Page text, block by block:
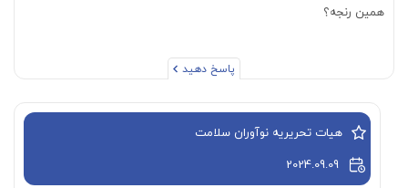
همین رنجه؟
پاسخ دهید
هیات تحریریه نوآوران سلامت
2024.09.09